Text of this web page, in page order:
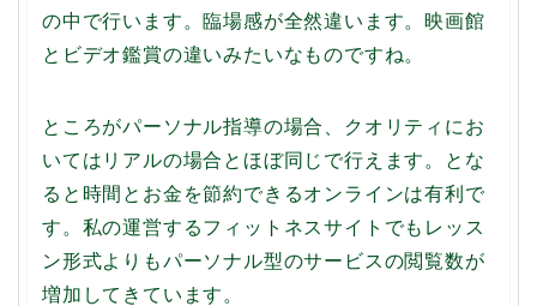
の中で行います。臨場感が全然違います。映画館
とビデオ鑑賞の違いみたいなものですね。
ところがパーソナル指導の場合、クオリティにお
いてはリアルの場合とほぼ同じで行えます。とな
ると時間とお金を節約できるオンラインは有利で
す。私の運営するフィットネスサイトでもレッス
ン形式よりもパーソナル型のサービスの閲覧数が
増加してきています。